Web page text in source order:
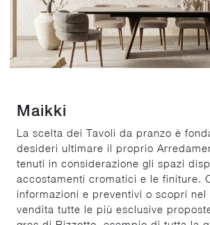
Maikki
La scelta dei Tavoli da pranzo è
desideri ultimare il proprio
tenuti in considerazione gli spazi
accostamenti cromatici e le finiture.
informazioni e preventivi o scopri nel
vendita tutte le più esclusive